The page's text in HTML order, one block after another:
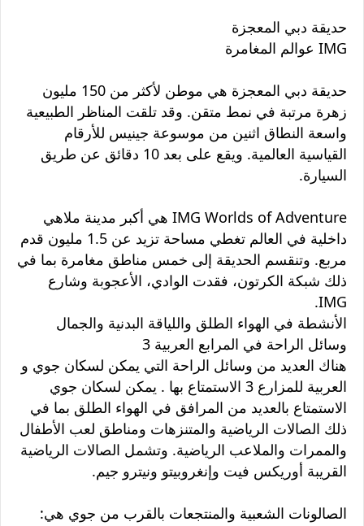
حديقة دبي المعجزة
IMG عوالم المغامرة
حديقة دبي المعجزة هي موطن لأكثر من 150 مليون
زهرة مرتبة في نمط متقن. وقد تلقت المناظر الطبيعية
واسعة النطاق اثنين من موسوعة جينيس للأرقام
القياسية العالمية. ويقع على بعد 10 دقائق عن طريق
السيارة.
IMG Worlds of Adventure هي أكبر مدينة ملاهي
داخلية في العالم تغطي مساحة تزيد عن 1.5 مليون قدم
مربع. وتنقسم الحديقة إلى خمس مناطق مغامرة بما في
ذلك شبكة الكرتون، فقدت الوادي، الأعجوبة وشارع
IMG.
الأنشطة في الهواء الطلق واللياقة البدنية والجمال
وسائل الراحة في المرابع العربية 3
هناك العديد من وسائل الراحة التي يمكن لسكان جوي و
العربية للمزارع 3 الاستمتاع بها . يمكن لسكان جوي
الاستمتاع بالعديد من المرافق في الهواء الطلق بما في
ذلك الصالات الرياضية والمتنزهات ومناطق لعب الأطفال
والممرات والملاعب الرياضية. وتشمل الصالات الرياضية
القريبة أوريكس فيت وإنغروبيتو ونيترو جيم.
الصالونات الشعبية والمنتجعات بالقرب من جوي هي: